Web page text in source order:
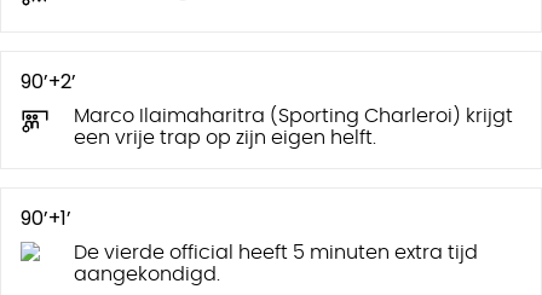
90’+2’
Marco Ilaimaharitra (Sporting Charleroi) krijgt
een vrije trap op zijn eigen helft.
90’+1’
De vierde official heeft 5 minuten extra tijd
aangekondigd.